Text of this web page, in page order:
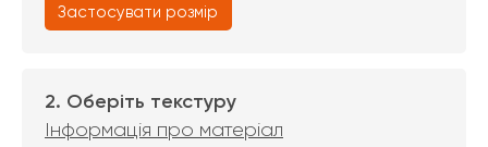
Застосувати розмір
2. Оберіть текстуру
Інформація про матеріал